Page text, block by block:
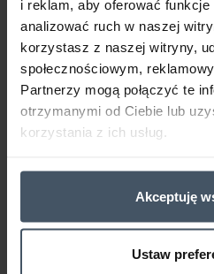
i reklam, aby oferować funkcje
analizować ruch w naszej
korzystasz z naszej witryny,
społecznościowym,
Partnerzy mogą połączyć te
otrzymanymi od Ciebie lub
korzystania z ich usług.
Akceptuję
Ustaw